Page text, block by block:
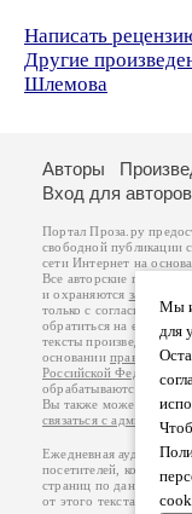
Написать
Другие
Шлемова
Мы
для
Авторы
Вход для авторов
Портал Проза.ру
свободной публикации
сети Интернет на
Все авторские права на
и охраняются законом
.
только с согласия его
обратиться на его
тексты произведений
основанииправил
Российской Федерации
обрабатываются на
Вы также можете
связаться с
Ежедневная аудитория
посетителей, которые
страниц по данным
от этого текста. В